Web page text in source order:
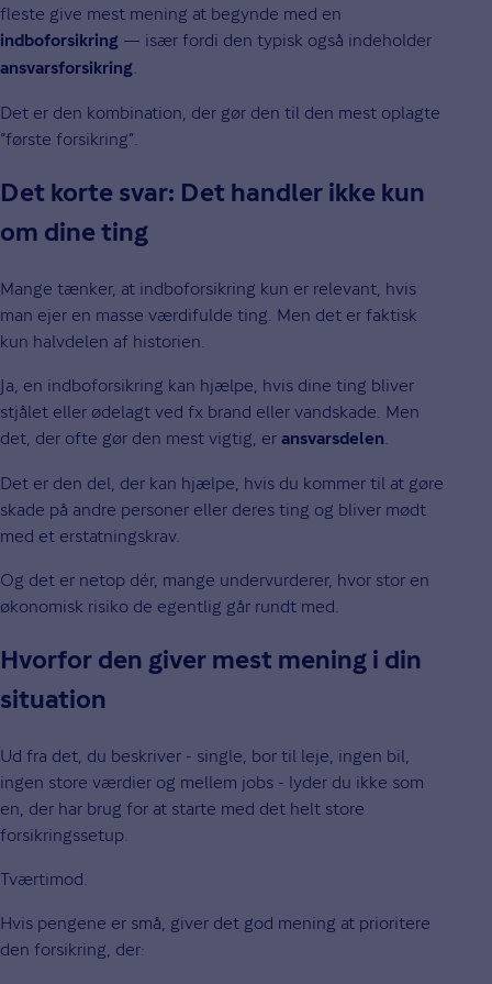
fleste give mest mening at begynde med en
indboforsikring — især fordi den typisk også indeholder
ansvarsforsikring.
Det er den kombination, der gør den til den mest oplagte
“første forsikring”.
Det korte svar: Det handler ikke kun
om dine ting
Mange tænker, at indboforsikring kun er relevant, hvis
man ejer en masse værdifulde ting. Men det er faktisk
kun halvdelen af historien.
Ja, en indboforsikring kan hjælpe, hvis dine ting bliver
stjålet eller ødelagt ved fx brand eller vandskade. Men
det, der ofte gør den mest vigtig, er ansvarsdelen.
Det er den del, der kan hjælpe, hvis du kommer til at gøre
skade på andre personer eller deres ting og bliver mødt
med et erstatningskrav.
Og det er netop dér, mange undervurderer, hvor stor en
økonomisk risiko de egentlig går rundt med.
Hvorfor den giver mest mening i din
situation
Ud fra det, du beskriver - single, bor til leje, ingen bil,
ingen store værdier og mellem jobs - lyder du ikke som
en, der har brug for at starte med det helt store
forsikringssetup.
Tværtimod.
Hvis pengene er små, giver det god mening at prioritere
den forsikring, der: